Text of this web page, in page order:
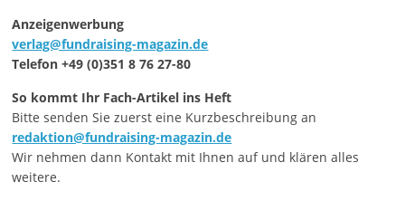
Anzeigenwerbung
verlag@fundraising-magazin.de
Telefon +49 (0)351 8 76 27-80
So kommt Ihr Fach-Artikel ins Heft
Bitte senden Sie zuerst eine Kurzbeschreibung an
redaktion@fundraising-magazin.de
Wir nehmen dann Kontakt mit Ihnen auf und klären alles
weitere.